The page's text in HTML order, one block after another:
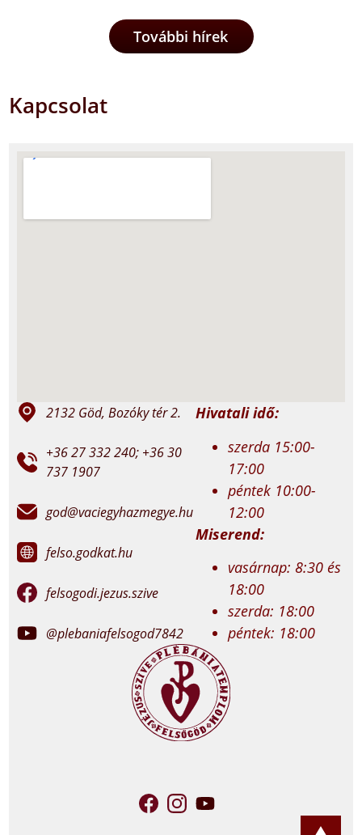
További hírek
Kapcsolat
2132 Göd, Bozóky tér 2.
+36 27 332 240; +36 30
737 1907
god@vaciegyhazmegye.hu
felso.godkat.hu
felsogodi.jezus.szive
@plebaniafelsogod7842
Hivatali idő:
szerda 15:00-
17:00
péntek 10:00-
12:00
Miserend:
vasárnap: 8:30 és
18:00
szerda: 18:00
péntek: 18:00